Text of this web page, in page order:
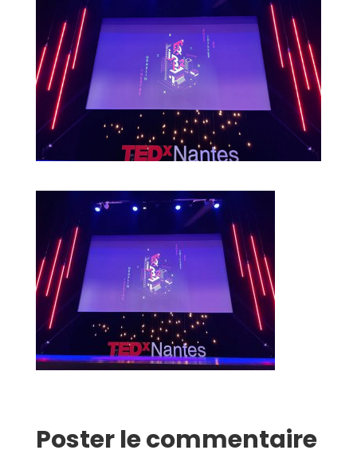
Poster le commentaire